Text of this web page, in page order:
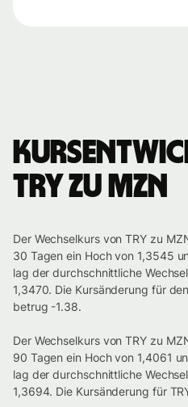
TRY zu MZN
Der Wechselkurs von TRY zu
30 Tagen ein Hoch von 1,3545
lag der durchschnittliche
1,3470. Die Kursänderung für
betrug -1.38.
Der Wechselkurs von TRY zu
90 Tagen ein Hoch von 1,4061
lag der durchschnittliche
1,3694. Die Kursänderung für